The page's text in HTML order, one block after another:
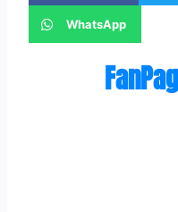
WhatsApp